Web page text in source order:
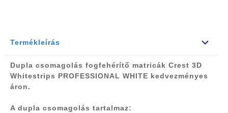
Termékleírás
Dupla csomagolás fogfehérítő matricák Crest 3D
Whitestrips PROFESSIONAL WHITE kedvezményes
áron.
A dupla csomagolás tartalmaz: